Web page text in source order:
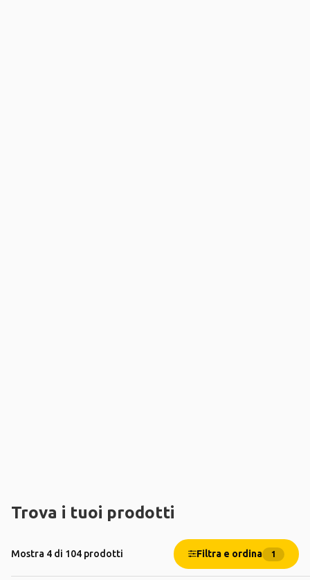
Trova i tuoi prodotti
Mostra 4 di 104 prodotti Filtra e ordina 1